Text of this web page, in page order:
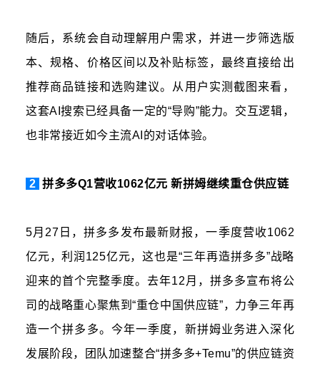
随后，系统会自动理解用户需求，并进一步筛选版
本、规格、价格区间以及补贴标签，最终直接给出
推荐商品链接和选购建议。从用户实测截图来看，
这套AI搜索已经具备一定的“导购”能力。交互逻辑，
也非常接近如今主流AI的对话体验。
2 拼多多Q1营收1062亿元 新拼姆继续重仓供应链
5月27日，拼多多发布最新财报，一季度营收1062
亿元，利润125亿元，这也是“三年再造拼多多”战略
迎来的首个完整季度。去年12月，拼多多宣布将公
司的战略重心聚焦到“重仓中国供应链”，力争三年再
造一个拼多多。今年一季度，新拼姆业务进入深化
发展阶段，团队加速整合“拼多多+Temu”的供应链资